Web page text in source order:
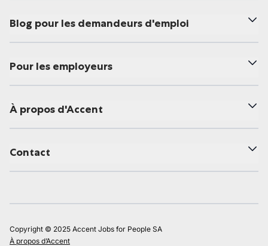
Blog pour les demandeurs d'emploi
Pour les employeurs
À propos d'Accent
Contact
Copyright © 2025 Accent Jobs for People SA
À propos d’Accent